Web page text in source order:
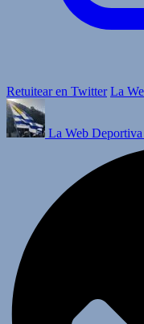
Retuitear en Twitter La
La Web